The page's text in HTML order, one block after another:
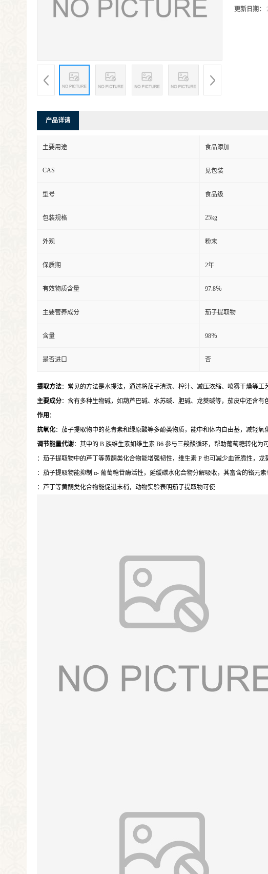
更新日期：
产品详请
主要用途 食品添加
CAS 见包装
型号 食品级
包装规格 25kg
外观 粉末
保质期 2年
有效物质含量 97.8％
主要营养成分 茄子提取物
含量 98％
是否进口 否
提取方法：常见的方法是水提法，通过将茄子清洗、榨汁、减压浓缩、喷雾干燥等
主要成分：含有多种生物碱，如葫芦巴碱、水苏碱、胆碱、龙葵碱等，茄皮中还含
作用 ：
抗氧化：茄子提取物中的花青素和绿原酸等多酚类物质，能中和体内自由基，减轻
调节能量代谢：其中的 B 族维生素如维生素 B6 参与三羧酸循环，帮助葡萄糖转化
：茄子提取物中的芦丁等黄酮类化合物能增强韧性，维生素 P 也可减少血管脆性，
：茄子提取物能抑制 α- 葡萄糖苷酶活性，延缓碳水化合物分解吸收，其富含的铬元
：芦丁等黄酮类化合物能促进末梢，动物实验表明茄子提取物可使